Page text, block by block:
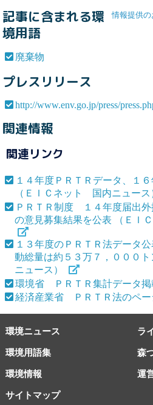
情報提供の
記事に含まれる環
境用語
廃棄物
プレスリリース
http://www.env.go.jp/press/
関連情報
関連リンク
１４年度ＰＲＴＲデータ、１
（ＥＩＣネット 国内ニュース
ＰＲＴＲ制度 １４年度届出
の意見募集結果を公表 （ＥＩ
１３年度のＰＲＴＲ法データ
動総量は約５３万７，０００
ニュース）
環境省 ＰＲＴＲ集計データ掲
経済産業省 ＰＲＴＲ法のペー
環境ニュース ラ
環境用語集 森
環境情報
サイトマップ
運